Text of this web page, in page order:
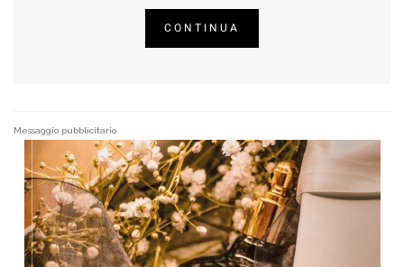
CONTINUA
Messaggio pubblicitario